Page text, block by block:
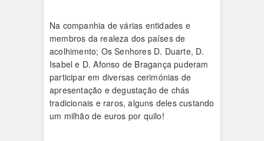
Na companhia de várias entidades e
membros da realeza dos países de
acolhimento; Os Senhores D. Duarte, D.
Isabel e D. Afonso de Bragança puderam
participar em diversas cerimónias de
apresentação e degustação de chás
tradicionais e raros, alguns deles custando
um milhão de euros por quilo!